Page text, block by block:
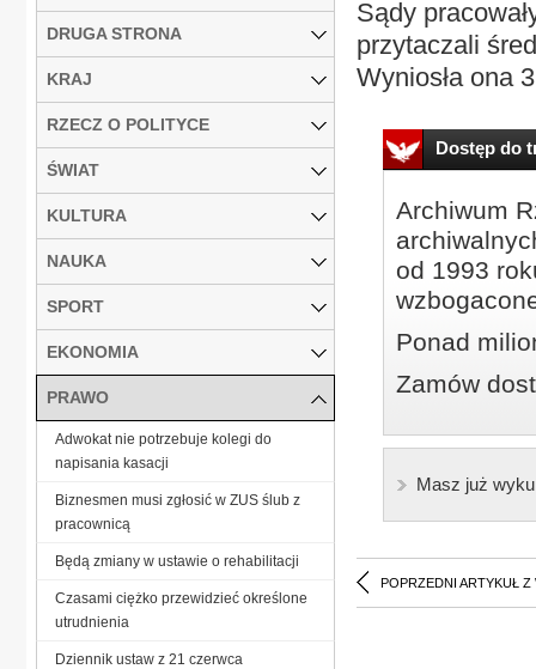
Sądy
przytaczali
Wyniosła ona
Dostęp do
Archiwum
od 1993
Ponad
Zamów
Masz już
POPRZEDNI ARTYKUŁ Z
DRUGA STRONA
KRAJ
RZECZ O POLITYCE
ŚWIAT
KULTURA
NAUKA
SPORT
EKONOMIA
PRAWO
Adwokat nie potrzebuje kolegi do
napisania kasacji
Biznesmen musi zgłosić w ZUS ślub z
pracownicą
Będą zmiany w ustawie o rehabilitacji
Czasami ciężko przewidzieć określone
utrudnienia
Dziennik ustaw z 21 czerwca